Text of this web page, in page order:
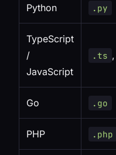
Python .py
TypeScript
/
JavaScript
.ts ,
Go .go
PHP .php